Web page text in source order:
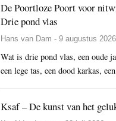
De Poortloze Poort voor
Drie pond vlas
Hans van Dam - 9 augustus 2026
Wat is drie pond vlas, een oude
een lege tas, een dood karkas,
Ksaf – De kunst van het